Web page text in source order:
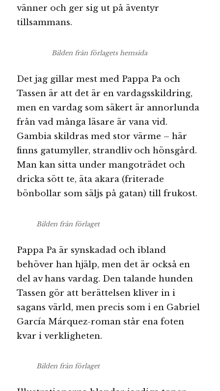
vänner och ger sig ut på äventyr
tillsammans.
Bilden från förlagets hemsida
Det jag gillar mest med Pappa Pa och
Tassen är att det är en vardagsskildring,
men en vardag som säkert är annorlunda
från vad många läsare är vana vid.
Gambia skildras med stor värme – här
finns gatumyller, strandliv och hönsgård.
Man kan sitta under mangoträdet och
dricka sött te, äta akara (friterade
bönbollar som säljs på gatan) till frukost.
Bilden från förlaget
Pappa Pa är synskadad och ibland
behöver han hjälp, men det är också en
del av hans vardag. Den talande hunden
Tassen gör att berättelsen kliver in i
sagans värld, men precis som i en Gabriel
García Márquez-roman står ena foten
kvar i verkligheten.
Bilden från förlaget